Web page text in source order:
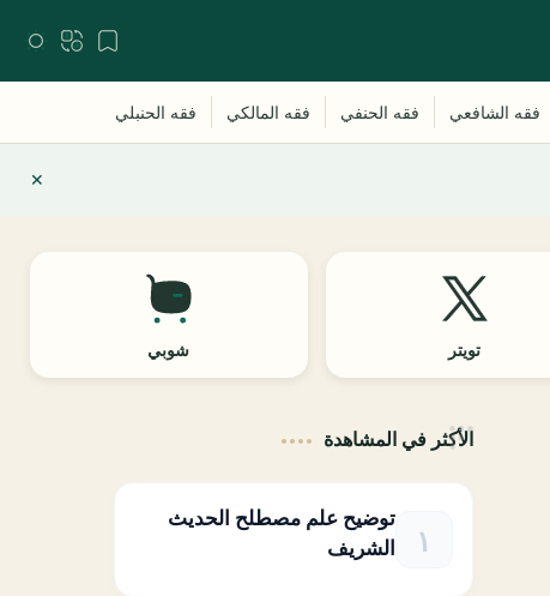
تويتر شوبي
الأكثر في المشاهدة
توضيح علم مصطلح الحديث
الشريف